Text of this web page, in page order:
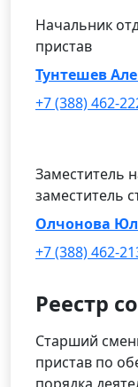
Начальник
пристав
Тунтешев
+7 (388) 462-
Заместитель
заместитель
Олчонова
+7 (388) 462-
Реестр
Старший
пристав по